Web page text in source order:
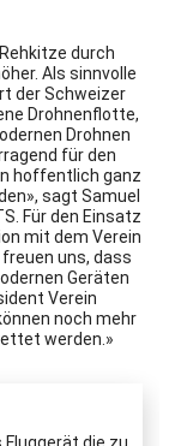
durch
Als sinnvolle
der Schweizer
Drohnenflotte,
Drohnen
für den
hoffentlich ganz
sagt Samuel
Für den Einsatz
mit dem Verein
uns, dass
Geräten
Verein
noch mehr
werden.»